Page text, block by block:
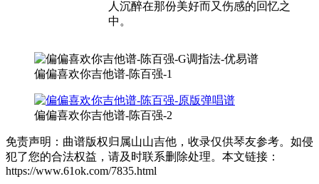
人沉醉在那份美好而又伤感的回忆之
中。
偏偏喜欢你吉他谱-陈百强-1
偏偏喜欢你吉他谱-陈百强-2
免责声明：曲谱版权归属山山吉他，收录仅供琴友参考。如侵
犯了您的合法权益，请及时联系删除处理。本文链接：
https://www.61ok.com/7835.html